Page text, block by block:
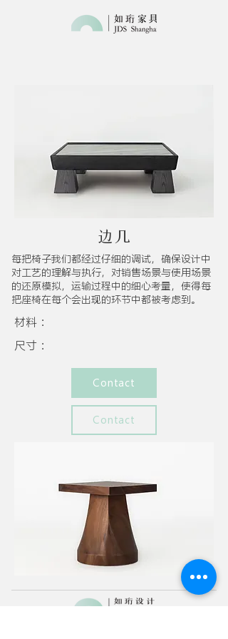
边几
每把椅子我们都经过仔细的调试，确保设计中
对工艺的理解与执行，对销售场景与使用场景
的还原模拟，运输过程中的细心考量，使得每
把座椅在每个会出现的环节中都被考虑到。​
材料：
尺寸：
Contact
Contact